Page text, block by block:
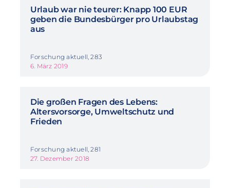
Urlaub war nie teurer: Knapp 100 EUR
geben die Bundesbürger pro Urlaubstag
aus
Forschung aktuell, 283
6. März 2019
Die großen Fragen des Lebens:
Altersvorsorge, Umweltschutz und
Frieden
Forschung aktuell, 281
27. Dezember 2018